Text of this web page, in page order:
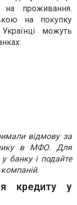
на проживання.
на покупку
можуть
відмову за
в МФО. Для
банку і подайте
кредиту у